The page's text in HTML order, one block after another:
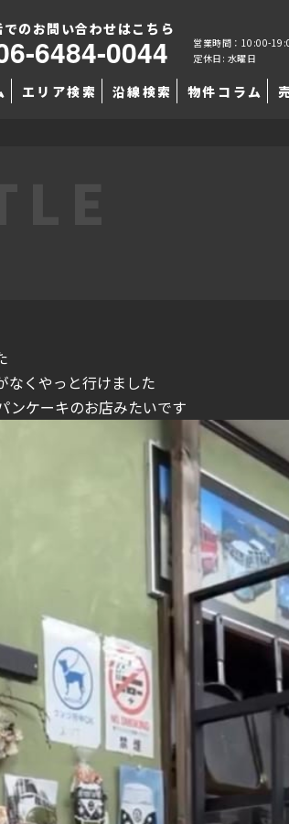
でのお問い合わせはこちら
6484-0044
営業時間：10:00-
定休日: 水曜日
エリア検索 沿線検索 物件コラム
なくやっと行けました
ンケーキのお店みたいです